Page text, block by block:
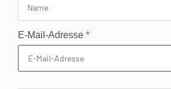
E-Mail-Adresse *